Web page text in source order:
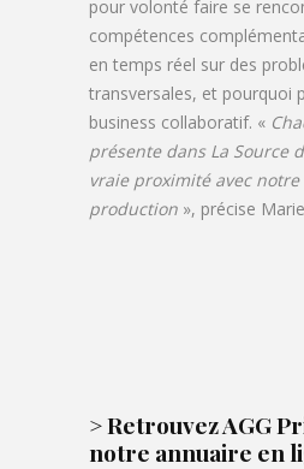
pour volonté faire se
compétences
en temps réel sur des
transversales, et pourquoi
business collaboratif. «
présente dans La Source
vraie proximité avec
production », précise
> RetrouvezAGG
notre annuaire en